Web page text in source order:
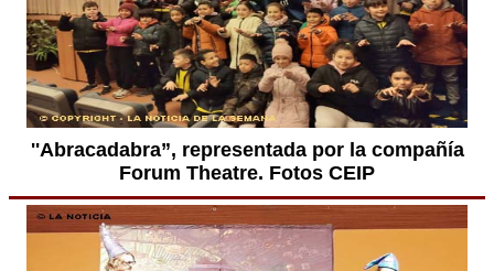
''Abracadabra”, representada por la compañía
Forum Theatre. Fotos CEIP